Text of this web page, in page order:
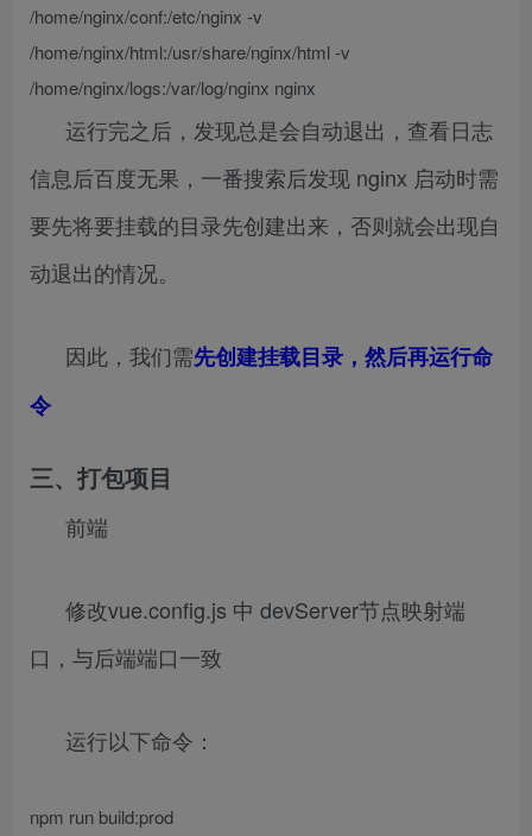
/home/nginx/conf:/etc/nginx -v
/home/nginx/html:/usr/share/nginx/html -v
/home/nginx/logs:/var/log/nginx nginx
运行完之后，发现总是会自动退出，查看日志
信息后百度无果，一番搜索后发现 nginx 启动时需
要先将要挂载的目录先创建出来，否则就会出现自
动退出的情况。
因此，我们需先创建挂载目录，然后再运行命
令
三、打包项目
前端
修改vue.config.js 中 devServer节点映射端
口，与后端端口一致
运行以下命令：
npm run build:prod